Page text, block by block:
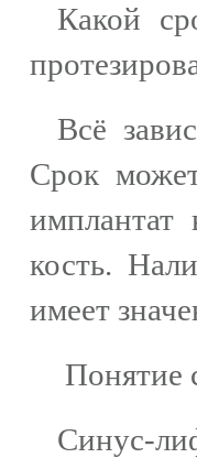
Какой
Всё
Срок
кость.
имеет
Понятие
Синус-